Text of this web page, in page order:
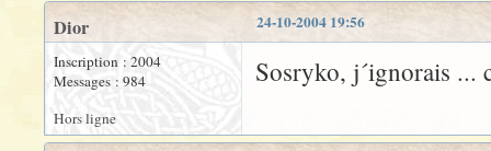
24-10-2004 19:56
Dior
Inscription : 2004
Messages : 984
Sosryko, j´ignorais ...
Hors ligne